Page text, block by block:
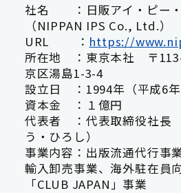
社名 ：日販アイ・ピー・
（NIPPAN IPS Co., Ltd.）
URL ： https://
所在地 ：東京本社 〒
京区湯島1-3-4
設立日 ：1994年（平成6
資本金 ：１億円
代表者 ：代表取締役社長
う・ひろし）
事業内容：出版流通代行事
輸入卸売事業、海外駐在員
「CLUB JAPAN」事業